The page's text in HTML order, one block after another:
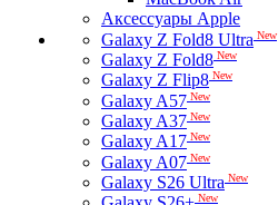
Аксессуары Apple
Galaxy Z Fold8 Ultra New
Galaxy Z Fold8 New
Galaxy Z Flip8 New
Galaxy A57 New
Galaxy A37 New
Galaxy A17 New
Galaxy A07 New
Galaxy S26 Ultra New
New